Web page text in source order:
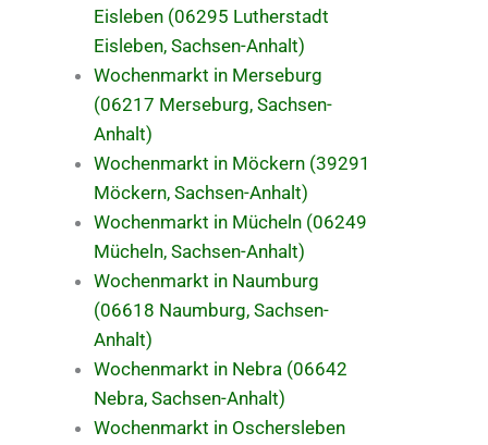
Eisleben (06295 Lutherstadt
Eisleben, Sachsen-Anhalt)
Wochenmarkt in Merseburg
(06217 Merseburg, Sachsen-
Anhalt)
Wochenmarkt in Möckern (39291
Möckern, Sachsen-Anhalt)
Wochenmarkt in Mücheln (06249
Mücheln, Sachsen-Anhalt)
Wochenmarkt in Naumburg
(06618 Naumburg, Sachsen-
Anhalt)
Wochenmarkt in Nebra (06642
Nebra, Sachsen-Anhalt)
Wochenmarkt in Oschersleben